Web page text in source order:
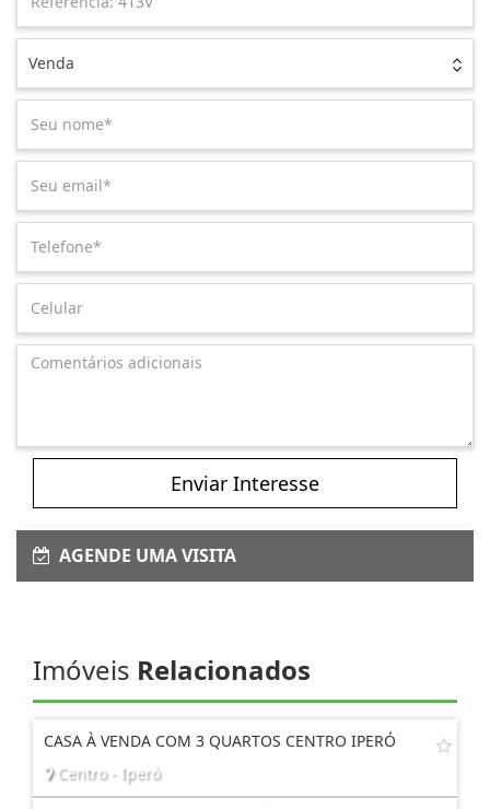
Venda
Enviar Interesse
AGENDE UMA VISITA
Imóveis Relacionados
CASA À VENDA COM 3 QUARTOS CENTRO IPERÓ
Centro - Iperó